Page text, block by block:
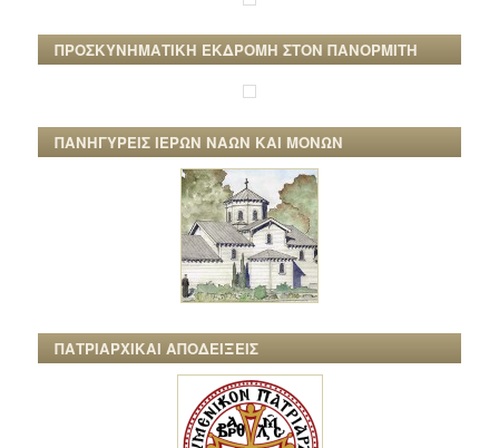
ΠΡΟΣΚΥΝΗΜΑΤΙΚΗ ΕΚΔΡΟΜΗ ΣΤΟΝ ΠΑΝΟΡΜΙΤΗ
ΠΑΝΗΓΥΡΕΙΣ ΙΕΡΩΝ ΝΑΩΝ ΚΑΙ ΜΟΝΩΝ
ΠΑΤΡΙΑΡΧΙΚΑΙ ΑΠΟΔΕΙΞΕΙΣ